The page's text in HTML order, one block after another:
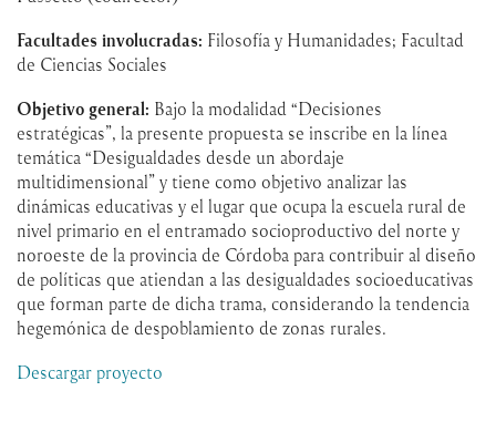
Facultades involucradas: Filosofía y Humanidades; Facultad
de Ciencias Sociales
Objetivo general: Bajo la modalidad “Decisiones
estratégicas”, la presente propuesta se inscribe en la línea
temática “Desigualdades desde un abordaje
multidimensional” y tiene como objetivo analizar las
dinámicas educativas y el lugar que ocupa la escuela rural de
nivel primario en el entramado socioproductivo del norte y
noroeste de la provincia de Córdoba para contribuir al diseño
de políticas que atiendan a las desigualdades socioeducativas
que forman parte de dicha trama, considerando la tendencia
hegemónica de despoblamiento de zonas rurales.
Descargar proyecto